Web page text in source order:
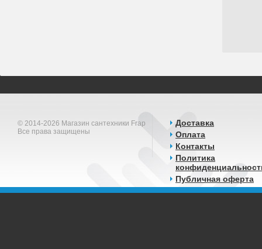
© 2014-2026 Магазин сантехники Frap
Все права защищены
Доставка
Оплата
Контакты
Политика
Публичная оферта